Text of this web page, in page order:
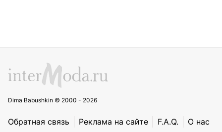
Dima Babushkin © 2000 - 2026
Обратная связь Реклама на сайте F.A.Q. О нас